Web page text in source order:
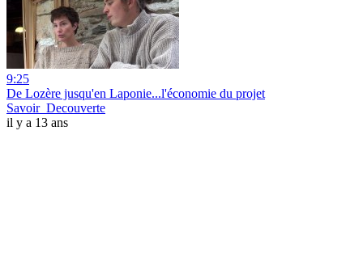
9:25
De Lozère jusqu'en Laponie...l'économie du projet
Savoir_Decouverte
il y a 13 ans